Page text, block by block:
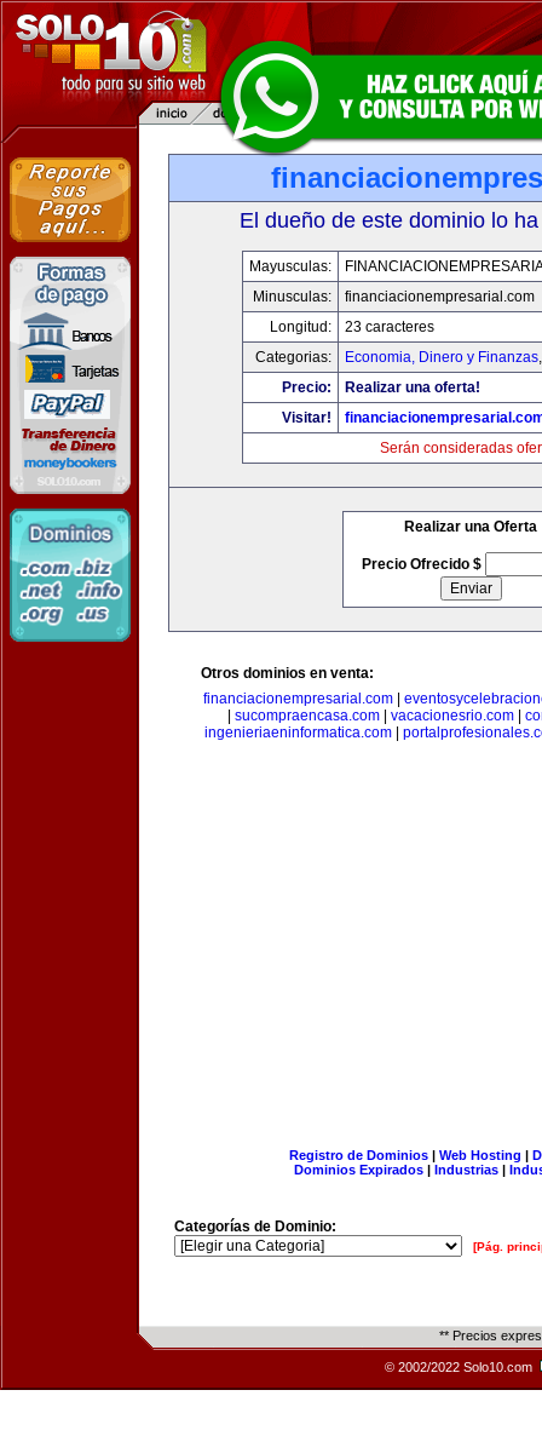
El dueño de este dominio lo
Mayusculas:
Minusculas:
financiacionempresarial.com
Longitud:
23 caracteres
Categorias:
Economia, Dinero y Finanzas
Precio:
Realizar una oferta!
Visitar!
Serán consideradas
Realizar una Oferta
Precio Ofrecido $
Otros dominios en venta:
financiacionempresarial.com
sucompraencasa.com| vacacionesrio.com|
ingenieriaeninformatica.com|
Registro de Dominios| Web Hosting |
Dominios Expirados | Industrias |
Categorías de Dominio:
[Pág.
** Precios
© 2002/2022 Solo10.com